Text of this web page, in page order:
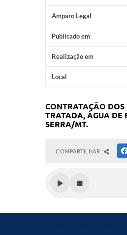
Amparo Legal
Publicado em
Realização em
Local
CONTRATAÇÃO DOS
TRATADA, ÁGUA DE
SERRA/MT.
COMPARTILHAR